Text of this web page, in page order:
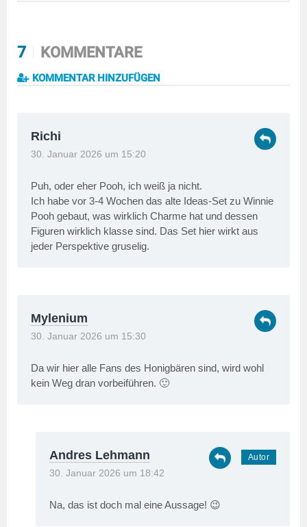
7 KOMMENTARE
KOMMENTAR HINZUFÜGEN
Richi
30. Januar 2026 um 15:20
Puh, oder eher Pooh, ich weiß ja nicht.
Ich habe vor 3-4 Wochen das alte Ideas-Set zu Winnie
Pooh gebaut, was wirklich Charme hat und dessen
Figuren wirklich klasse sind. Das Set hier wirkt aus
jeder Perspektive gruselig.
Mylenium
30. Januar 2026 um 15:30
Da wir hier alle Fans des Honigbären sind, wird wohl
kein Weg dran vorbeiführen. 🙂
Andres Lehmann
30. Januar 2026 um 18:42
Na, das ist doch mal eine Aussage! 😉